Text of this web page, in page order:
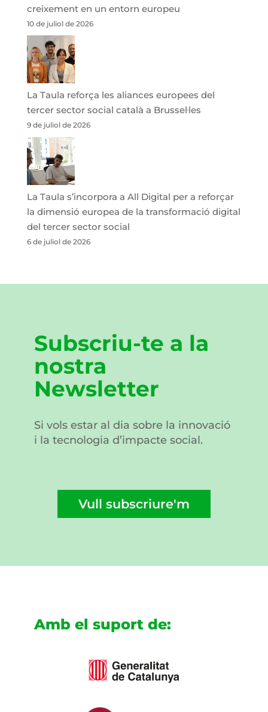
creixement en un entorn europeu
10 de juliol de 2026
La Taula reforça les aliances europees del
tercer sector social català a Brussel·les
9 de juliol de 2026
La Taula s’incorpora a All Digital per a reforçar
la dimensió europea de la transformació digital
del tercer sector social
6 de juliol de 2026
Subscriu-te a la
nostra
Newsletter
Si vols estar al dia sobre la innovació
i la tecnologia d’impacte social.
Vull subscriure'm
Amb el suport de: